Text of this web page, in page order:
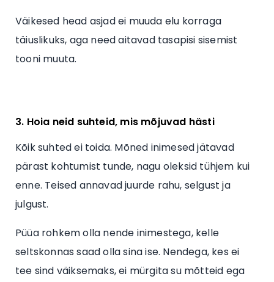
Väikesed head asjad ei muuda elu korraga
täiuslikuks, aga need aitavad tasapisi sisemist
tooni muuta.
3. Hoia neid suhteid, mis mõjuvad hästi
Kõik suhted ei toida. Mõned inimesed jätavad
pärast kohtumist tunde, nagu oleksid tühjem kui
enne. Teised annavad juurde rahu, selgust ja
julgust.
Püüa rohkem olla nende inimestega, kelle
seltskonnas saad olla sina ise. Nendega, kes ei
tee sind väiksemaks, ei mürgita su mõtteid ega